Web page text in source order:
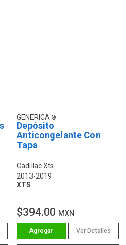
GENERICA
Depósito
Anticongelante Con
Tapa
Cadillac Xts
2013-2019
XTS
$394.00 MXN
Ver Detalles